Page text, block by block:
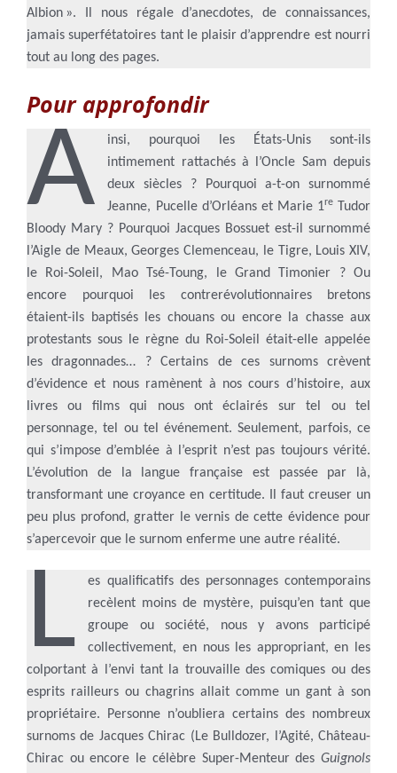
Albion ». Il nous régale d’anecdotes, de connaissances,
jamais superfétatoires tant le plaisir d’apprendre est nourri
tout au long des pages.
Pour approfondir
A
insi, pourquoi les États-Unis sont-ils
intimement rattachés à l’Oncle Sam depuis
deux siècles ? Pourquoi a-t-on surnommé
Jeanne, Pucelle d’Orléans et Marie 1reTudor
Bloody Mary ? Pourquoi Jacques Bossuet est-il surnommé
l’Aigle de Meaux, Georges Clemenceau, le Tigre, Louis XIV,
le Roi-Soleil, Mao Tsé-Toung, le Grand Timonier ? Ou
encore pourquoi les contrerévolutionnaires bretons
étaient-ils baptisés les chouans ou encore la chasse aux
protestants sous le règne du Roi-Soleil était-elle appelée
les dragonnades… ? Certains de ces surnoms crèvent
d’évidence et nous ramènent à nos cours d’histoire, aux
livres ou films qui nous ont éclairés sur tel ou tel
personnage, tel ou tel événement. Seulement, parfois, ce
qui s’impose d’emblée à l’esprit n’est pas toujours vérité.
L’évolution de la langue française est passée par là,
transformant une croyance en certitude. Il faut creuser un
peu plus profond, gratter le vernis de cette évidence pour
s’apercevoir que le surnom enferme une autre réalité.
L
es qualificatifs des personnages contemporains
recèlent moins de mystère, puisqu’en tant que
groupe ou société, nous y avons participé
collectivement, en nous les appropriant, en les
colportant à l’envi tant la trouvaille des comiques ou des
esprits railleurs ou chagrins allait comme un gant à son
propriétaire. Personne n’oubliera certains des nombreux
surnoms de Jacques Chirac (Le Bulldozer, l’Agité, Château-
Chirac ou encore le célèbre Super-Menteur des Guignols